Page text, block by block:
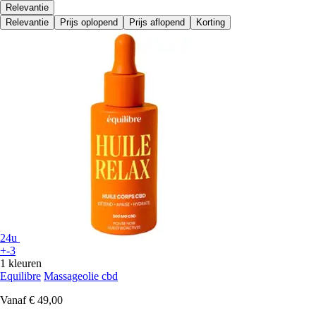
Relevantie
Relevantie
Prijs oplopend Prijs aflopend Korting
24u
+-3
1 kleuren
Equilibre Massageolie cbd
Vanaf € 49,00